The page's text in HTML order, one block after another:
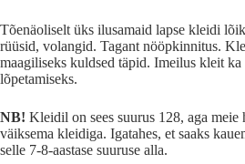
Tõenäoliselt üks ilusamaid lapse kleidi
rüüsid, volangid. Tagant nööpkinnitus.
maagiliseks kuldsed täpid. Imeilus kleit ka
lõpetamiseks.
NB! Kleidil on sees suurus 128, aga meie
väiksema kleidiga. Igatahes, et saaks
selle 7-8-aastase suuruse alla.